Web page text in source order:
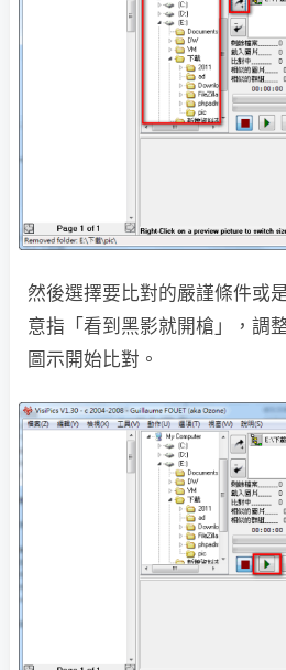
然後選擇要比對的嚴謹條件或
意指「看到黑影就開槍」，調
圖示開始比對。